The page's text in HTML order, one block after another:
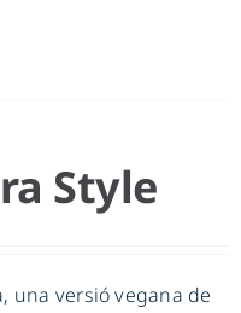
Style
una versió vegana de